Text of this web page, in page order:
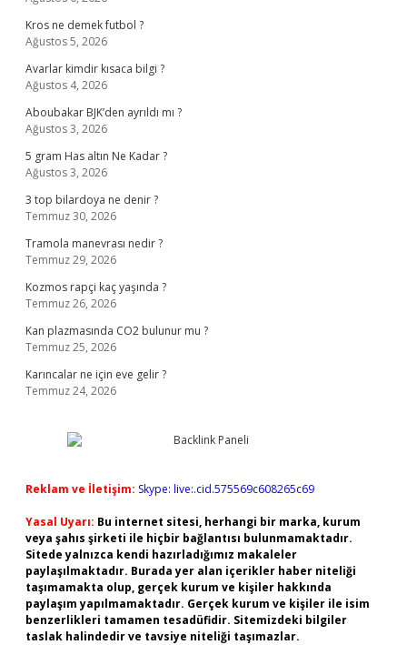
Kros ne demek futbol ?
Ağustos 5, 2026
Avarlar kimdir kısaca bilgi ?
Ağustos 4, 2026
Aboubakar BJK’den ayrıldı mı ?
Ağustos 3, 2026
5 gram Has altın Ne Kadar ?
Ağustos 3, 2026
3 top bilardoya ne denir ?
Temmuz 30, 2026
Tramola manevrası nedir ?
Temmuz 29, 2026
Kozmos rapçi kaç yaşında ?
Temmuz 26, 2026
Kan plazmasında CO2 bulunur mu ?
Temmuz 25, 2026
Karıncalar ne için eve gelir ?
Temmuz 24, 2026
Reklam ve İletişim: Skype: live:.cid.575569c608265c69
Yasal Uyarı: Bu internet sitesi, herhangi bir marka, kurum
veya şahıs şirketi ile hiçbir bağlantısı bulunmamaktadır.
Sitede yalnızca kendi hazırladığımız makaleler
paylaşılmaktadır. Burada yer alan içerikler haber niteliği
taşımamakta olup, gerçek kurum ve kişiler hakkında
paylaşım yapılmamaktadır. Gerçek kurum ve kişiler ile isim
benzerlikleri tamamen tesadüfidir. Sitemizdeki bilgiler
taslak halindedir ve tavsiye niteliği taşımazlar.